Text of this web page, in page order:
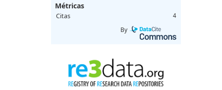
Métricas
Citas 4
By